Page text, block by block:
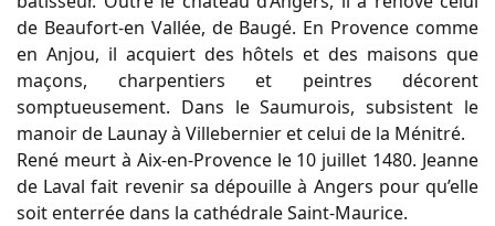
de Beaufort-en Vallée, de Baugé. En Provence comme
en Anjou, il acquiert des hôtels et des maisons que
maçons, charpentiers et peintres décorent
somptueusement. Dans le Saumurois, subsistent le
manoir de Launay à Villebernier et celui de la Ménitré.
René meurt à Aix-en-Provence le 10 juillet 1480. Jeanne
de Laval fait revenir sa dépouille à Angers pour qu’elle
soit enterrée dans la cathédrale Saint-Maurice.